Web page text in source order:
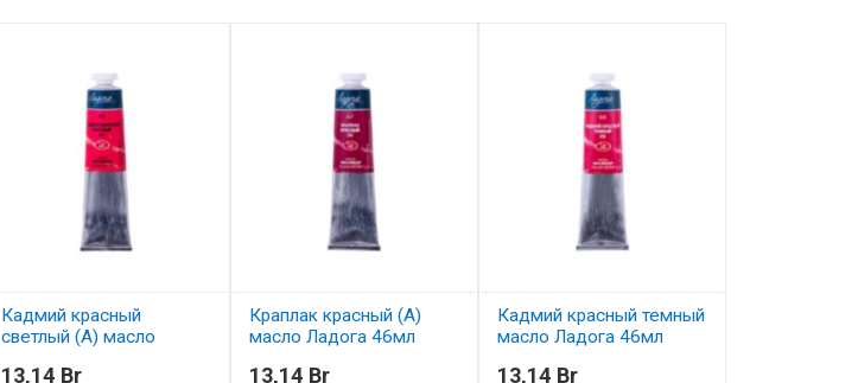
Кадмий красный
светлый (А) масло
13,14 Br
Краплак красный (А)
масло Ладога 46мл
13,14 Br
Кадмий красный темный
масло Ладога 46мл
13,14 Br